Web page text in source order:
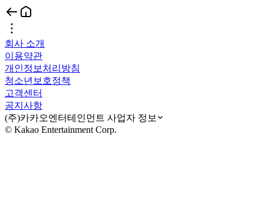
회사 소개
이용약관
개인정보처리방침
청소년보호정책
고객센터
공지사항
(주)카카오엔터테인먼트 사업자 정보
© Kakao Entertainment Corp.